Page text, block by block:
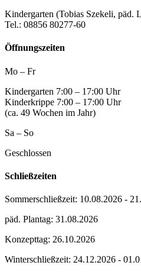
Kindergarten (Tobias Szekeli, päd.
Tel.: 08856 80277-60
Öffnungszeiten
Mo – Fr
Kindergarten 7:00 – 17:00 Uhr
Kinderkrippe 7:00 – 17:00 Uhr
(ca. 49 Wochen im Jahr)
Sa – So
Geschlossen
Schließzeiten
Sommerschließzeit: 10.08.2026 -
päd. Plantag: 31.08.2026
Konzepttag: 26.10.2026
Winterschließzeit: 24.12.2026 -